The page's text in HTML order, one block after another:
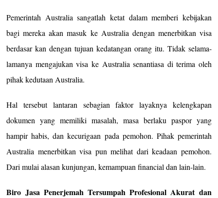
Pemerintah Australia sangatlah ketat dalam memberi kebijakan
bagi mereka akan masuk ke Australia dengan menerbitkan visa
berdasar kan dengan tujuan kedatangan orang itu. Tidak selama-
lamanya mengajukan visa ke Australia senantiasa di terima oleh
pihak kedutaan Australia.
Hal tersebut lantaran sebagian faktor layaknya kelengkapan
dokumen yang memiliki masalah, masa berlaku paspor yang
hampir habis, dan kecurigaan pada pemohon. Pihak pemerintah
Australia menerbitkan visa pun melihat dari keadaan pemohon.
Dari mulai alasan kunjungan, kemampuan financial dan lain-lain.
Biro Jasa Penerjemah Tersumpah Profesional Akurat dan